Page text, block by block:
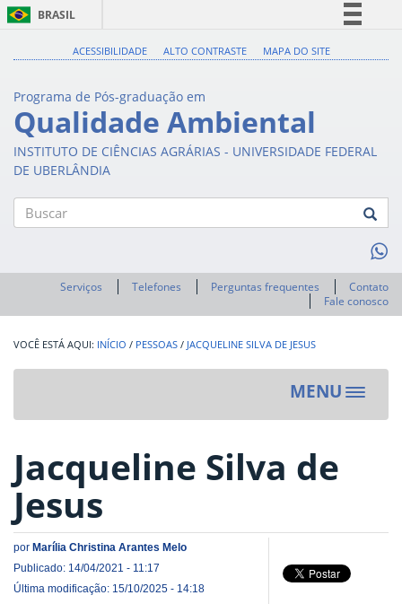
BRASIL
Acesso à informação
Legislação
ACESSIBILIDADE ALTO CONTRASTE MAPA DO SITE
Programa de Pós-graduação em
Qualidade Ambiental
INSTITUTO DE CIÊNCIAS AGRÁRIAS - UNIVERSIDADE FEDERAL
DE UBERLÂNDIA
Serviços Telefones Perguntas frequentes
Contato
Fale conosco
INÍCIO / PESSOAS / JACQUELINE SILVA DE JESUS
MENU
Toggle
Jacqueline Silva de
Jesus
por Marília Christina Arantes Melo
Publicado: 14/04/2021 - 11:17
Última modificação: 15/10/2025 - 14:18